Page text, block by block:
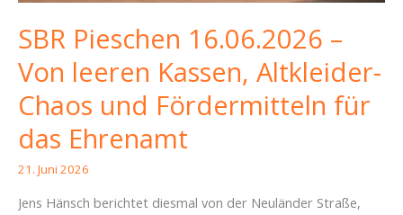
SBR Pieschen 16.06.2026 –
Von leeren Kassen, Altkleider-
Chaos und Fördermitteln für
das Ehrenamt
21. Juni 2026
Jens Hänsch berichtet diesmal von der Neuländer Straße,